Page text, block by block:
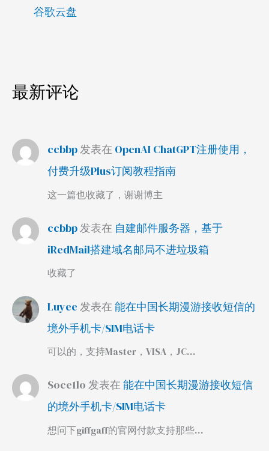
谷歌云盘
最新评论
ccbbp发表在 OpenAI ChatGPT注册使用，
付费升级Plus订阅教程指南
这一篇也收藏了，谢谢博主
ccbbp发表在 自建邮件服务器，基于
iRedMail搭建域名邮局不进垃圾箱
收藏了
Luyee 发表在 能在中国长期漫游接收短信的
境外手机卡/SIM电话卡
可以的，支持Master，VISA，JC…
Soce1lo 发表在能在中国长期漫游接收短信
的境外手机卡/SIM电话卡
想问下giffgaff的官网付款支持那些…